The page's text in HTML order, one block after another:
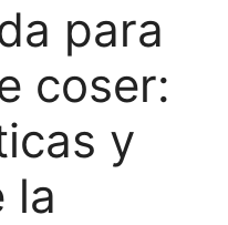
para
coser:
y
la